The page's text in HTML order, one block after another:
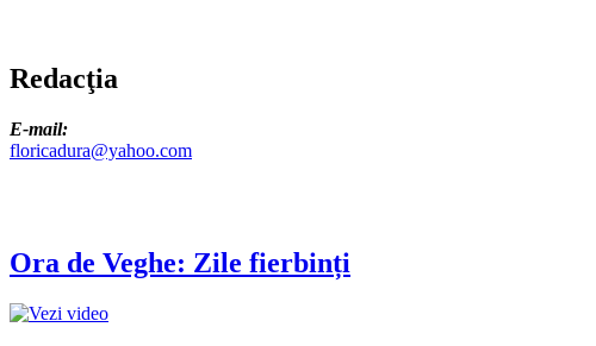
Redacţia
E-mail:
floricadura@yahoo.com
Ora de Veghe: Zile fierbinți